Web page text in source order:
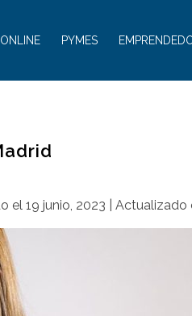
PYMES
el 19 junio, 2023 | Actualizado